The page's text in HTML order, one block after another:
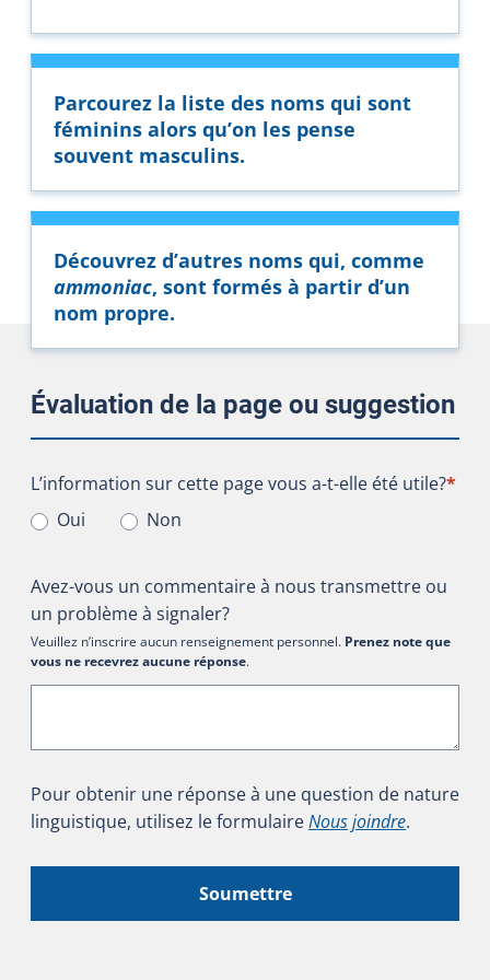
Parcourez la liste des noms qui sont
féminins alors qu’on les pense
souvent masculins.
Découvrez d’autres noms qui, comme
ammoniac, sont formés à partir d’un
nom propre.
Évaluation de la page ou suggestion
L’information sur cette page vous a-t-elle été utile?
L’information sur cette page vous a-t-elle été utile?*
Oui
Non
Avez-vous un commentaire à nous transmettre ou
un problème à signaler?
Veuillez n’inscrire aucun renseignement personnel. Prenez note que
vous ne recevrez aucune réponse.
Pour obtenir une réponse à une question de nature
linguistique, utilisez le formulaireNous joindre.
Soumettre